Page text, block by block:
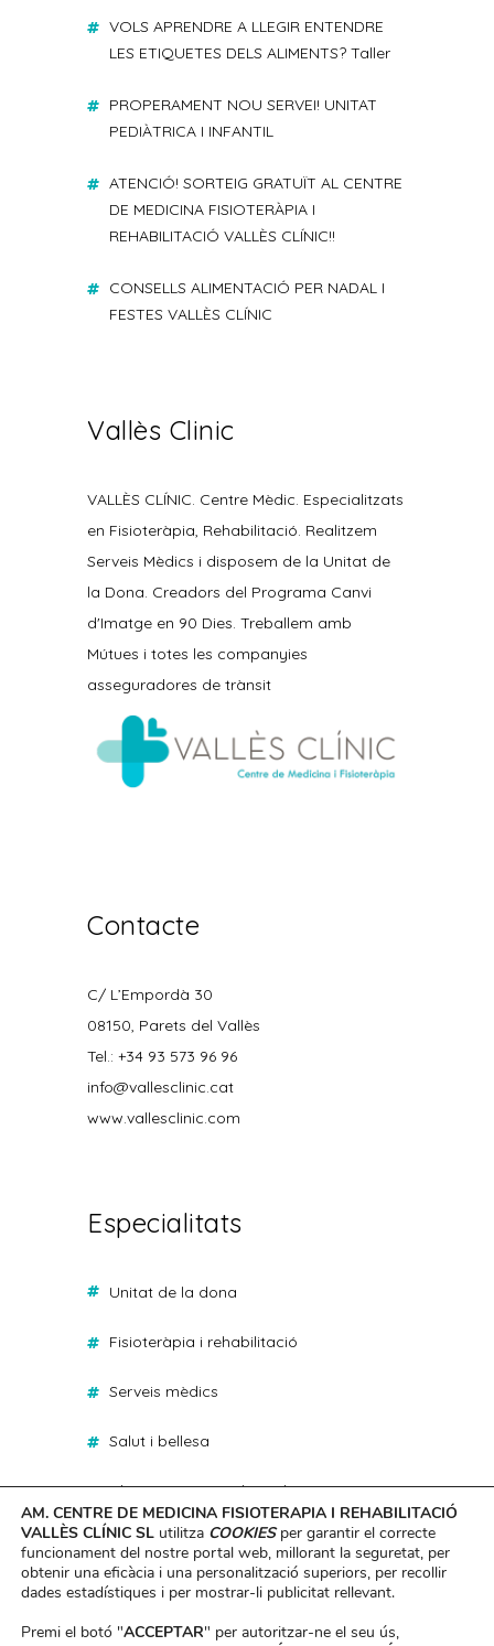
VOLS APRENDRE A LLEGIR ENTENDRE
LES ETIQUETES DELS ALIMENTS? Taller
PROPERAMENT NOU SERVEI! UNITAT
PEDIÀTRICA I INFANTIL
ATENCIÓ! SORTEIG GRATUÏT AL CENTRE
DE MEDICINA FISIOTERÀPIA I
REHABILITACIÓ VALLÈS CLÍNIC!!
CONSELLS ALIMENTACIÓ PER NADAL I
FESTES VALLÈS CLÍNIC
Vallès Clinic
VALLÈS CLÍNIC. Centre Mèdic. Especialitzats
en Fisioteràpia, Rehabilitació. Realitzem
Serveis Mèdics i disposem de la Unitat de
la Dona. Creadors del Programa Canvi
d'Imatge en 90 Dies. Treballem amb
Mútues i totes les companyies
asseguradores de trànsit
Contacte
C/ L’Empordà 30
08150, Parets del Vallès
Tel.: +34 93 573 96 96
info@vallesclinic.cat
www.vallesclinic.com
Especialitats
unitat de la dona
fisioteràpia i rehabilitació
serveis mèdics
salut i bellesa
classes presencials i online
canvi d’imatge en 90 dies
AM. CENTRE DE MEDICINA FISIOTERAPIA I REHABILITACIÓ
VALLÈS CLÍNIC SL utilitza COOKIES per garantir el correcte
funcionament del nostre portal web, millorant la seguretat, per
obtenir una eficàcia i una personalització superiors, per recollir
dades estadístiques i per mostrar-li publicitat rellevant.
Premi el botó "ACCEPTAR" per autoritzar-ne el seu ús,